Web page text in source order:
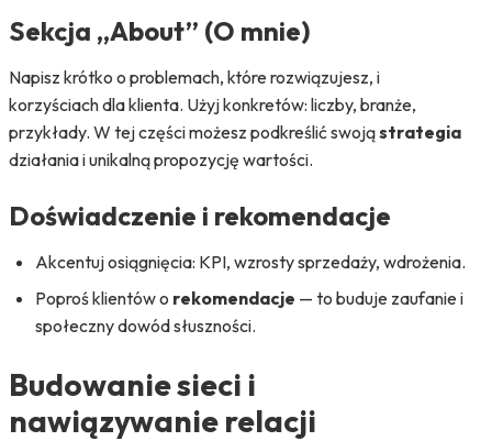
Sekcja „About” (O mnie)
Napisz krótko o problemach, które rozwiązujesz, i
korzyściach dla klienta. Użyj konkretów: liczby, branże,
przykłady. W tej części możesz podkreślić swojąstrategia
działania i unikalną propozycję wartości.
Doświadczenie i rekomendacje
Akcentuj osiągnięcia: KPI, wzrosty sprzedaży, wdrożenia.
Poproś klientów o rekomendacje — to buduje zaufanie i
społeczny dowód słuszności.
Budowanie sieci i
nawiązywanie relacji